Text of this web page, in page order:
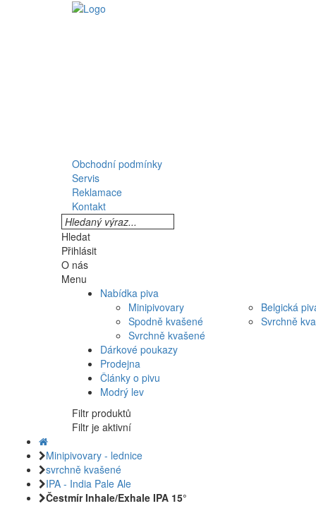
Obchodní podmínky
Servis
Reklamace
Kontakt
Hledat
Přihlásit
O nás
Menu
Nabídka piva
Minipivovary
Spodně kvašené
Svrchně kvašené
Belgická
Svrchně
Dárkové poukazy
Prodejna
Články o pivu
Modrý lev
Filtr produktů
Filtr je aktivní
Minipivovary - lednice
svrchně kvašené
IPA - India Pale Ale
Čestmír Inhale/Exhale IPA 15°